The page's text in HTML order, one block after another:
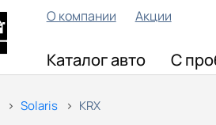
О компании Акции
Каталог авто С
Solaris KRX